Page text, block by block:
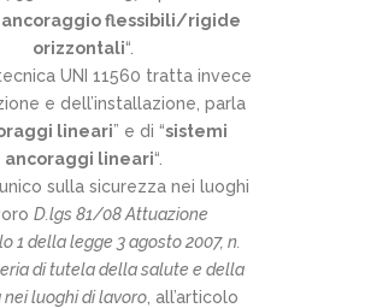
ancoraggio flessibili/rigide
orizzontali“.
UNI 11560 tratta invece
e dell’installazione, parla
lineari” e di “sistemi
ancoraggi lineari“.
sulla sicurezza nei luoghi
D.lgs 81/08 Attuazione
1 della legge 3 agosto 2007, n.
di tutela della salute e della
nei luoghi di lavoro, all’articolo